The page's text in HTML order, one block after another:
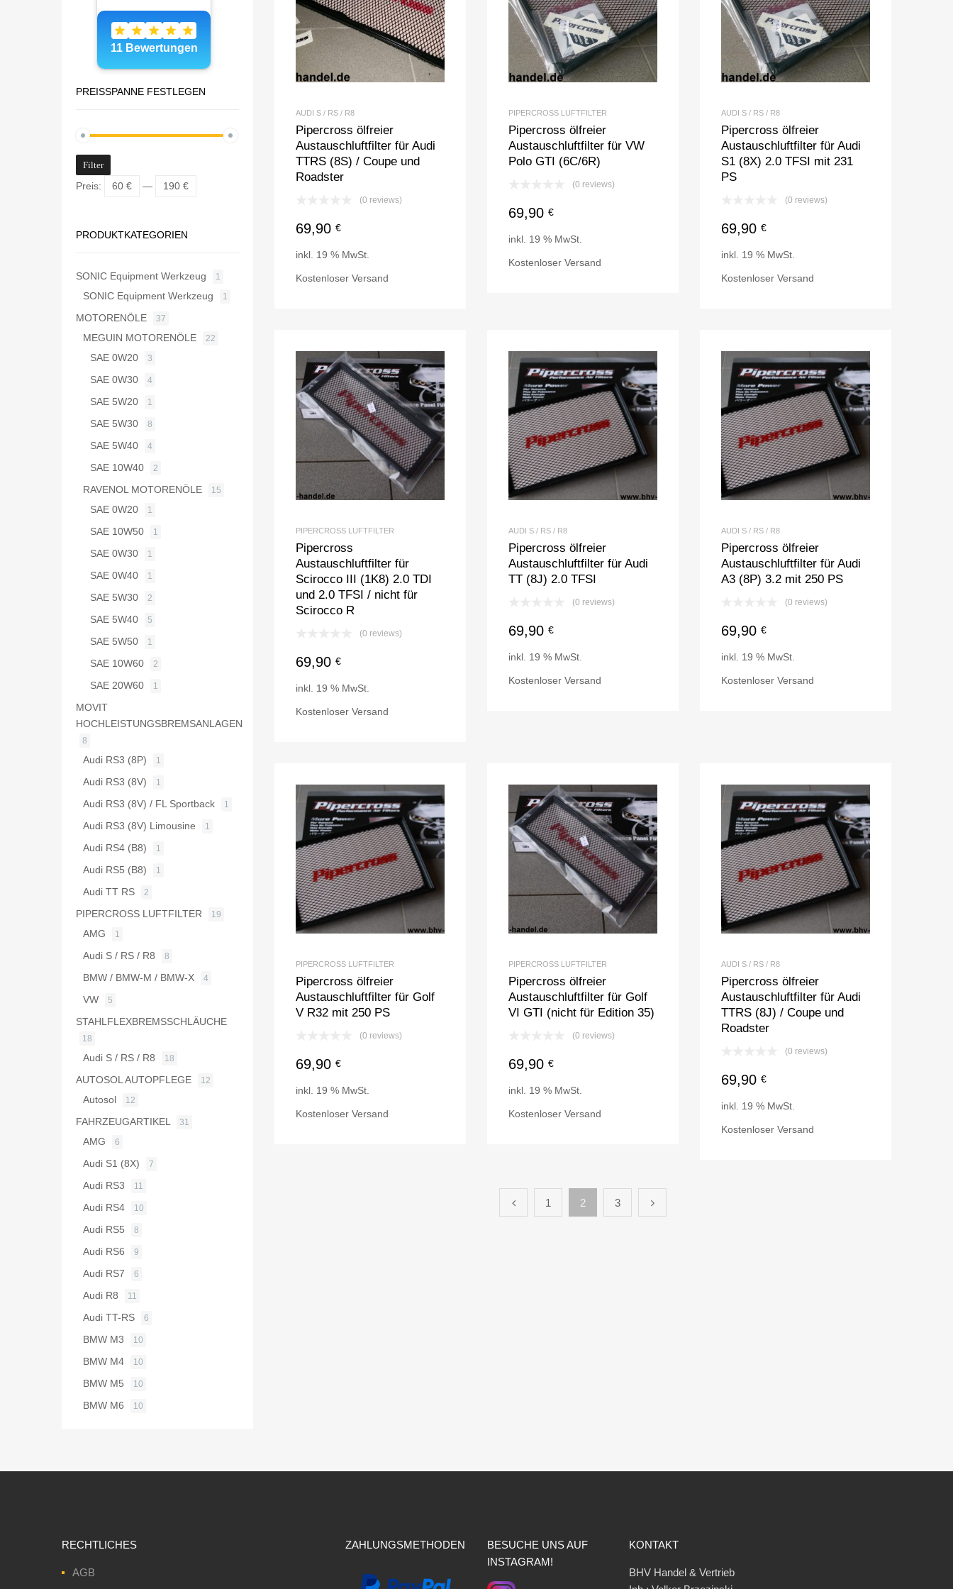
AUDI S / RS / R8
Pipercross ölfreier
Austauschluftfilter für Audi
TTRS (8S) / Coupe und
Roadster
(0 reviews)
69,90 €
inkl. 19 % MwSt.
Kostenloser Versand
PIPERCROSS LUFTFILTER
Pipercross ölfreier
Austauschluftfilter für VW
Polo GTI (6C/6R)
(0 reviews)
69,90 €
inkl. 19 % MwSt.
Kostenloser Versand
AUDI S / RS / R8
Pipercross ölfreier
Austauschluftfilter für Audi
S1 (8X) 2.0 TFSI mit 231
PS
(0 reviews)
69,90 €
inkl. 19 % MwSt.
Kostenloser Versand
PIPERCROSS LUFTFILTER
Pipercross
Austauschluftfilter für
Scirocco III (1K8) 2.0 TDI
und 2.0 TFSI / nicht für
Scirocco R
(0 reviews)
69,90 €
inkl. 19 % MwSt.
Kostenloser Versand
AUDI S / RS / R8
Pipercross ölfreier
Austauschluftfilter für Audi
TT (8J) 2.0 TFSI
(0 reviews)
69,90 €
inkl. 19 % MwSt.
Kostenloser Versand
AUDI S / RS / R8
Pipercross ölfreier
Austauschluftfilter für Audi
A3 (8P) 3.2 mit 250 PS
(0 reviews)
69,90 €
inkl. 19 % MwSt.
Kostenloser Versand
PIPERCROSS LUFTFILTER
Pipercross ölfreier
Austauschluftfilter für Golf
V R32 mit 250 PS
(0 reviews)
69,90 €
inkl. 19 % MwSt.
Kostenloser Versand
PIPERCROSS LUFTFILTER
Pipercross ölfreier
Austauschluftfilter für Golf
VI GTI (nicht für Edition 35)
(0 reviews)
69,90 €
inkl. 19 % MwSt.
Kostenloser Versand
AUDI S / RS / R8
Pipercross ölfreier
Austauschluftfilter für Audi
TTRS (8J) / Coupe und
Roadster
(0 reviews)
69,90 €
inkl. 19 % MwSt.
Kostenloser Versand
1 2 3
PREISSPANNE FESTLEGEN
Filter
Preis: 60 € — 190 €
PRODUKTKATEGORIEN
SONIC Equipment Werkzeug 1
SONIC Equipment Werkzeug 1
MOTORENÖLE 37
MEGUIN MOTORENÖLE 22
SAE 0W20 3
SAE 0W30 4
SAE 5W20 1
SAE 5W30 8
SAE 5W40 4
SAE 10W40 2
RAVENOL MOTORENÖLE 15
SAE 0W20 1
SAE 10W50 1
SAE 0W30 1
SAE 0W40 1
SAE 5W30 2
SAE 5W40 5
SAE 5W50 1
SAE 10W60 2
SAE 20W60 1
MOVIT
HOCHLEISTUNGSBREMSANLAGEN
8
Audi RS3 (8P) 1
Audi RS3 (8V) 1
Audi RS3 (8V) / FL Sportback 1
Audi RS3 (8V) Limousine 1
Audi RS4 (B8) 1
Audi RS5 (B8) 1
Audi TT RS 2
PIPERCROSS LUFTFILTER 19
AMG 1
Audi S / RS / R8 8
BMW / BMW-M / BMW-X 4
VW 5
STAHLFLEXBREMSSCHLÄUCHE
18
Audi S / RS / R8 18
AUTOSOL AUTOPFLEGE 12
Autosol 12
FAHRZEUGARTIKEL 31
AMG 6
Audi S1 (8X) 7
Audi RS3 11
Audi RS4 10
Audi RS5 8
Audi RS6 9
Audi RS7 6
Audi R8 11
Audi TT-RS 6
BMW M3 10
BMW M4 10
BMW M5 10
BMW M6 10
RECHTLICHES
AGB
ZAHLUNGSMETHODEN
BESUCHE UNS AUF
INSTAGRAM!
KONTAKT
BHV Handel & Vertrieb